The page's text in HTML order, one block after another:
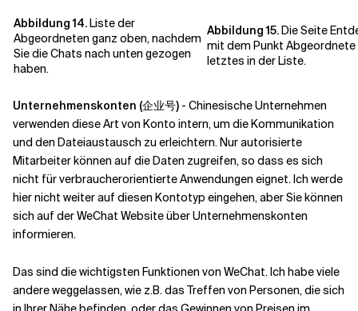
Abbildung 14.Liste der
Abgeordneten ganz oben, nachdem
Sie die Chats nach unten gezogen
haben.
Abbildung 15.Die Seite
mit dem Punkt Abgeordnete
letztes in der Liste.
Unternehmenskonten (企业号) - Chinesische Unternehmen
verwenden diese Art von Konto intern, um die Kommunikation
und den Dateiaustausch zu erleichtern. Nur autorisierte
Mitarbeiter können auf die Daten zugreifen, so dass es sich
nicht für verbraucherorientierte Anwendungen eignet. Ich werde
hier nicht weiter auf diesen Kontotyp eingehen, aber Sie können
sich auf der WeChat Website über Unternehmenskonten
informieren.
Das sind die wichtigsten Funktionen von WeChat. Ich habe viele
andere weggelassen, wie z.B. das Treffen von Personen, die sich